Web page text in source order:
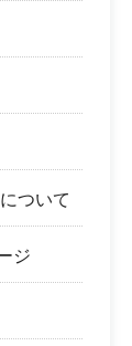
ついて
ジ